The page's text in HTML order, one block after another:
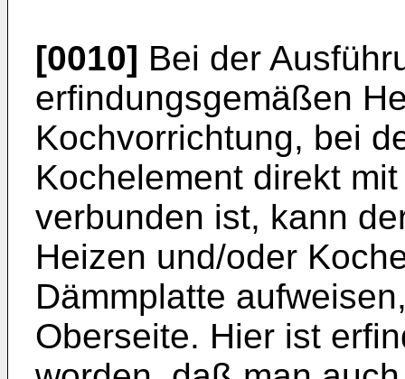
[0010] Bei der
erfindungsgemäßen
Kochvorrichtung, bei
Kochelement direkt
verbunden ist, kann
Heizen und/oder
Dämmplatte
Oberseite. Hier ist